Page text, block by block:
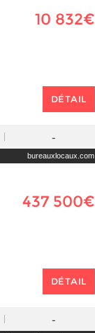
10 832€
DÉTAIL
-
bureauxlocaux.com
437 500€
DÉTAIL
-